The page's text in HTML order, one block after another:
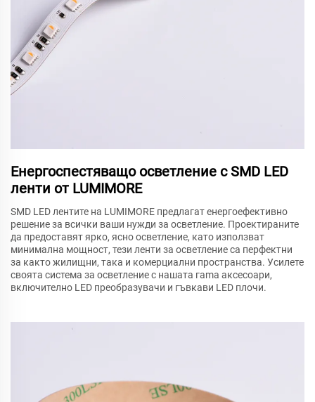
Енергоспестяващо осветление с SMD LED
ленти от LUMIMORE
SMD LED лентите на LUMIMORE предлагат енергоефективно
решение за всички ваши нужди за осветление. Проектираните
да предоставят ярко, ясно осветление, като използват
минимална мощност, тези ленти за осветление са перфектни
за както жилищни, така и комерциални пространства. Усилете
своята система за осветление с нашата гama аксесоари,
включително LED преобразувачи и гъвкави LED плочи.